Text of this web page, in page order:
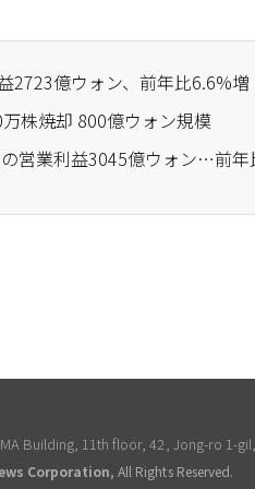
2723億ウォン、前年比6.6%増
株焼却 800億ウォン規模
の営業利益3045億ウォン…前
Building, 11th floor, 42, Jong-ro 1-
Corporation, All Rights Reserved.